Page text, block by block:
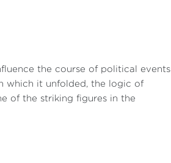
the course of political events
which it unfolded, the logic of
of the striking figures in the